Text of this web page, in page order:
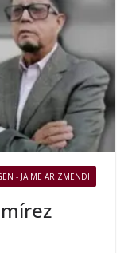
- JAIME ARIZMENDI